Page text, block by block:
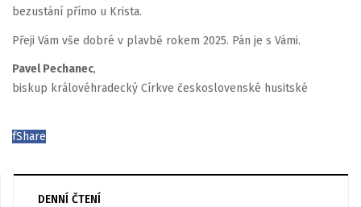
bezustání přímo u Krista.
Přeji Vám vše dobré v plavbě rokem 2025. Pán je s Vámi.
Pavel Pechanec,
biskup královéhradecký Církve československé husitské
fShare
DENNÍ ČTENÍ